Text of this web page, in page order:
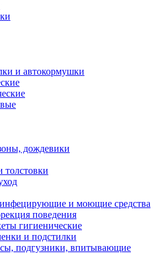
и автокормушки
дождевики
толстовки
и моющие средства
поведения
гигиенические
и подстилки
подгузники, впитывающие